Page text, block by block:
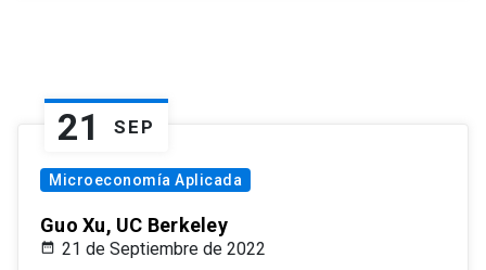
21 SEP
Microeconomía Aplicada
Guo Xu, UC Berkeley
21 de Septiembre de 2022